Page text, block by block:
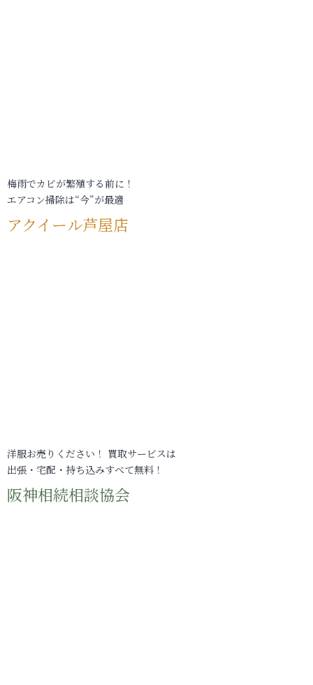
梅雨でカビが繁殖する前に！
エアコン掃除は“今”が最適
アクイール芦屋店
洋服お売りください！ 買取サービスは
出張・宅配・持ち込みすべて無料！
阪神相続相談協会